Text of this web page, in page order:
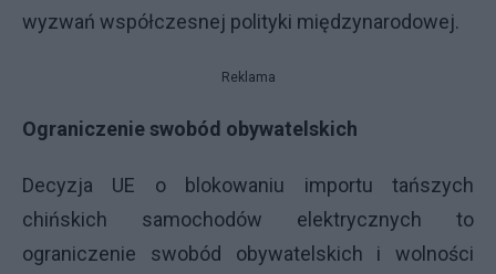
wyzwań współczesnej polityki międzynarodowej.
Reklama
Ograniczenie swobód obywatelskich
Decyzja UE o blokowaniu importu tańszych
chińskich samochodów elektrycznych to
ograniczenie swobód obywatelskich i wolności